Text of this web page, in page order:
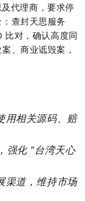
代理商 ，要求停
：查封天思服务
比对，确认高度同
、商业诋毁案，
用相关源码、赔
强化 "台湾天心
渠道，维持市场